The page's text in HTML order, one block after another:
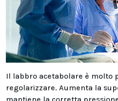
Il labbro acetabolare è molto
regolarizzare. Aumenta la